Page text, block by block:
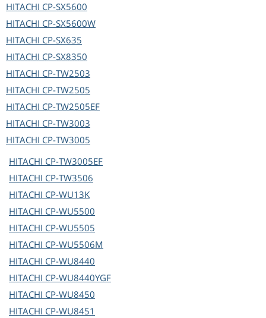
HITACHI CP-SX5600
HITACHI CP-SX5600W
HITACHI CP-SX635
HITACHI CP-SX8350
HITACHI CP-TW2503
HITACHI CP-TW2505
HITACHI CP-TW2505EF
HITACHI CP-TW3003
HITACHI CP-TW3005
HITACHI CP-TW3005EF
HITACHI CP-TW3506
HITACHI CP-WU13K
HITACHI CP-WU5500
HITACHI CP-WU5505
HITACHI CP-WU5506M
HITACHI CP-WU8440
HITACHI CP-WU8440YGF
HITACHI CP-WU8450
HITACHI CP-WU8451